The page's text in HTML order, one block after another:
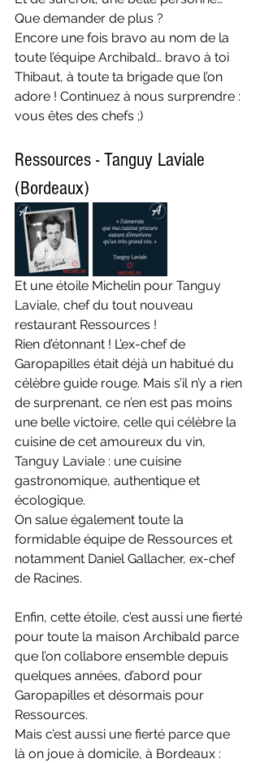
Que demander de plus ?
Encore une fois bravo au nom de la
toute l’équipe Archibald… bravo à toi
Thibaut, à toute ta brigade que l’on
adore ! Continuez à nous surprendre :
vous êtes des chefs ;)
Ressources - Tanguy Laviale
(Bordeaux)
Et une étoile Michelin pour Tanguy
Laviale, chef du tout nouveau
restaurant Ressources !
Rien d’étonnant ! L’ex-chef de
Garopapilles était déjà un habitué du
célèbre guide rouge. Mais s’il n’y a rien
de surprenant, ce n’en est pas moins
une belle victoire, celle qui célèbre la
cuisine de cet amoureux du vin,
Tanguy Laviale : une cuisine
gastronomique, authentique et
écologique.
On salue également toute la
formidable équipe de Ressources et
notamment Daniel Gallacher, ex-chef
de Racines.
Enfin, cette étoile, c’est aussi une fierté
pour toute la maison Archibald parce
que l’on collabore ensemble depuis
quelques années, d’abord pour
Garopapilles et désormais pour
Ressources.
Mais c’est aussi une fierté parce que
là on joue à domicile, à Bordeaux :